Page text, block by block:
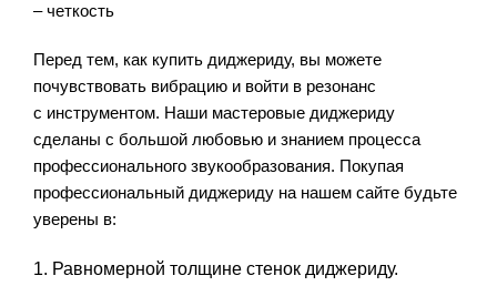
– четкость
Перед тем, как купить диджериду, вы можете
почувствовать вибрацию и войти в резонанс
с инструментом. Наши мастеровые диджериду
сделаны с большой любовью и знанием процесса
профессионального звукообразования. Покупая
профессиональный диджериду на нашем сайте будьте
уверены в:
Равномерной толщине стенок диджериду.